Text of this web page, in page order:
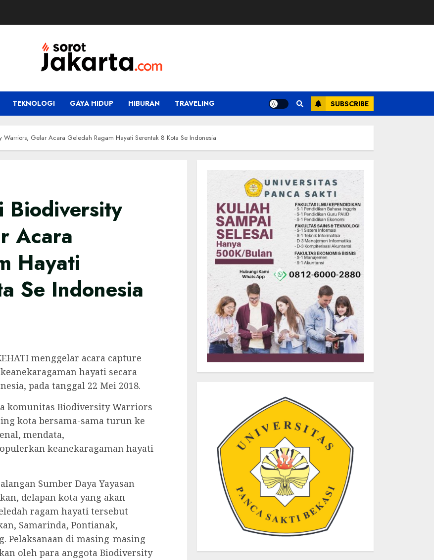
TEKNOLOGI GAYA HIDUP HIBURAN TRAVELING SUBSCRIBE
Warriors, Gelar Acara Geledah Ragam Hayati Serentak 8 Kota Se Indonesia
Biodiversity
Acara
Hayati
Se Indonesia
menggelar acara capture
hayati secara
pada tanggal 22 Mei 2018.
komunitas Biodiversity Warriors
kota bersama-sama turun ke
mendata,
keanekaragaman hayati
Sumber Daya Yayasan
delapan kota yang akan
ragam hayati tersebut
Samarinda, Pontianak,
Pelaksanaan di masing-masing
oleh para anggota Biodiversity